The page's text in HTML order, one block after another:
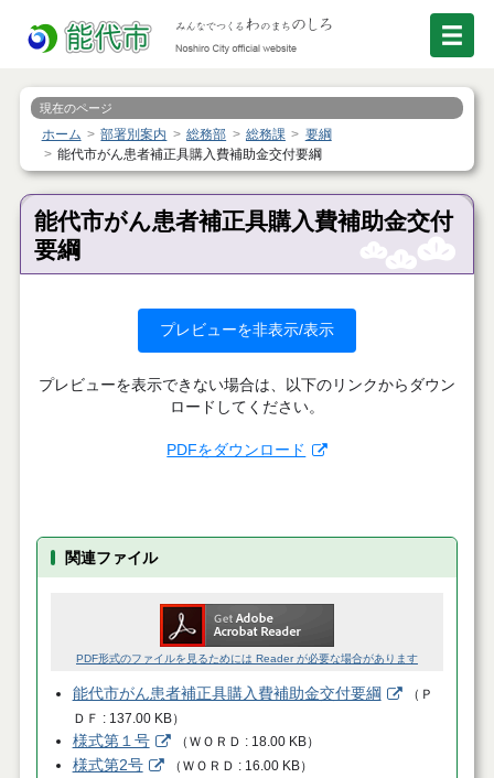
現在のページ
ホーム 部署別案内 総務部 総務課
要綱
能代市がん患者補正具購入費補助金交付要綱
能代市がん患者補正具購入費補助金交付
要綱
プレビューを非表示/表示
プレビューを表示できない場合は、以下のリンクからダウン
ロードしてください。
PDFをダウンロード
関連ファイル
PDF形式のファイルを見るためには Reader が必要な場合があります
能代市がん患者補正具購入費補助金交付要綱 （ Ｐ
ＤＦ
137.00 KB）
様式第１号 （ ＷＯＲＤ 18.00 KB）
様式第2号 （ ＷＯＲＤ 16.00 KB）